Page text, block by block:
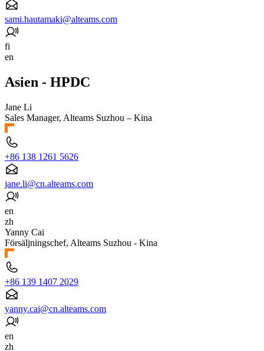
sami.hautamaki@alteams.com
fi
en
Asien - HPDC
Jane Li
Sales Manager, Alteams Suzhou – Kina
+86 138 1261 5626
jane.li@cn.alteams.com
en
zh
Yanny Cai
Försäljningschef, Alteams Suzhou - Kina
+86 139 1407 2029
yanny.cai@cn.alteams.com
en
zh